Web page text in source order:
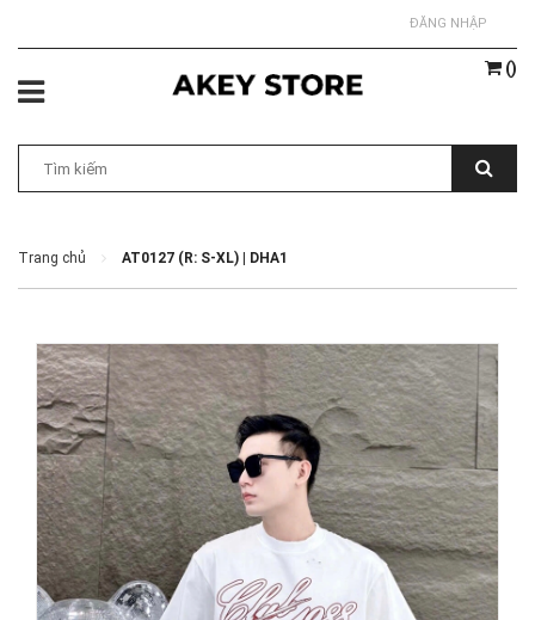
ĐĂNG NHẬP
()
Trang chủ AT0127 (R: S-XL) | DHA1